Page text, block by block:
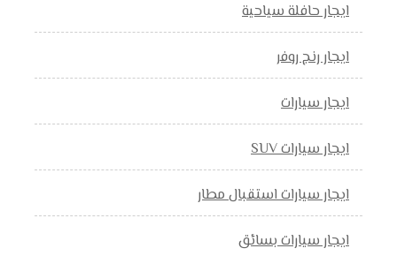
ايجار حافلة سياحية
ايجار رنج روفر
ايجار سيارات
ايجار سيارات SUV
ايجار سيارات استقبال مطار
ايجار سيارات بسائق